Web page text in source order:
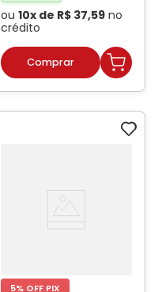
ou 10x de R$ 37,59 no
crédito
5% OFF PIX